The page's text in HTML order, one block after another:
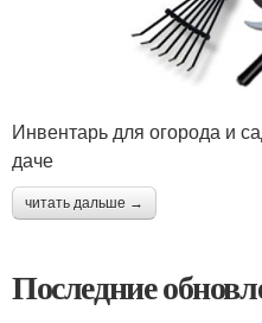
Инвентарь для огорода и
даче
читать дальше →
Последние